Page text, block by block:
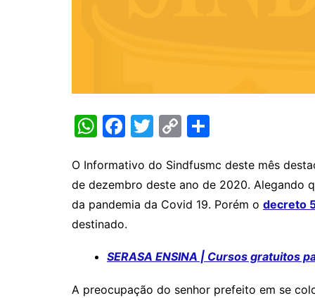
W
at
s
A
p
p
F
c
e
b
o
k
T
itt
er
C
p
y
Li
k
ar
e
O Informativo do Sindfusmc deste mês
de dezembro deste ano de 2020. Alegando
da pandemia da Covid 19. Porém o decreto
destinado.
SERASA ENSINA | Cursos gratuitos
A preocupação do senhor prefeito em se